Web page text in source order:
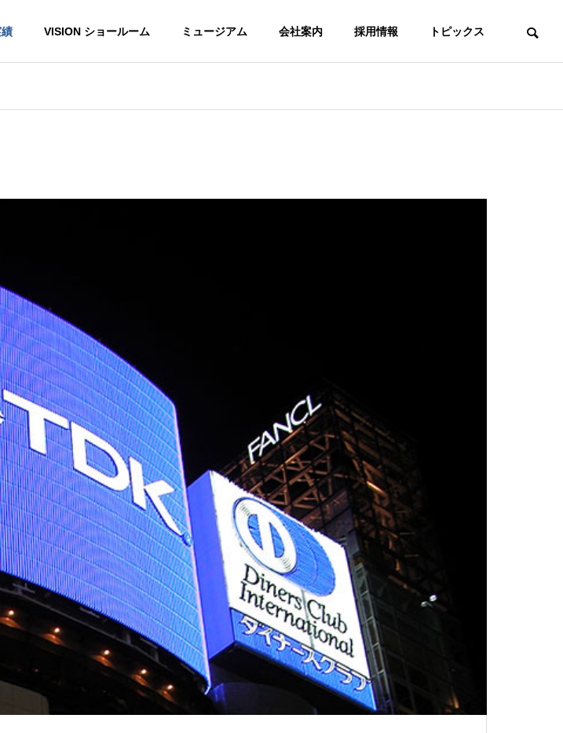
VISION ショールーム ミュージアム 会社案内 採用情報 トピックス
サイン事業
NEON SIGN・LED SIGN